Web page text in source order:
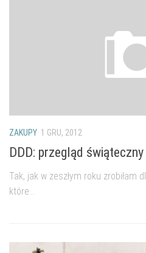
ZAKUPY 1 GRU, 2012
DDD: przegląd świąteczny
Tak, jak w zeszłym roku zrobiłam
które...